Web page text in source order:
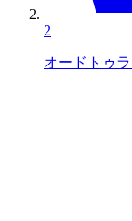
2
オードトゥ